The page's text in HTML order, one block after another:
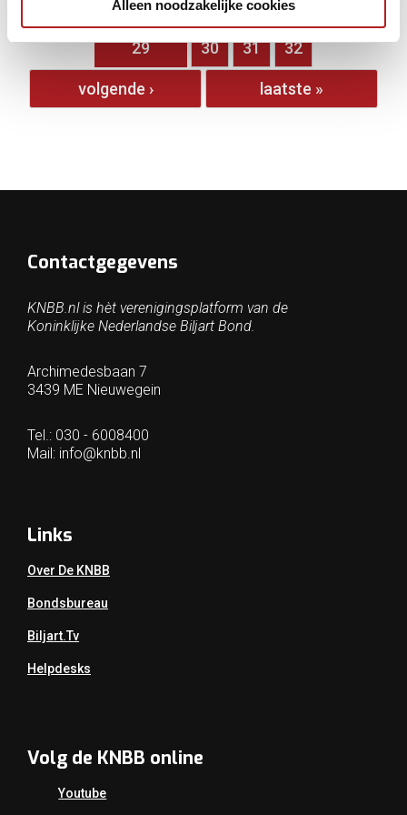
Alleen noodzakelijke cookies
24 25 26 27
29 30 31 32
volgende › laatste »
Contactgegevens
KNBB.nl is hèt verenigingsplatform van de
Koninklijke Nederlandse Biljart Bond.
Archimedesbaan 7
3439 ME Nieuwegein
Tel.: 030 - 6008400
Mail: info@knbb.nl
Links
Over De KNBB
Bondsbureau
Biljart.tv
Helpdesks
Volg de KNBB online
Youtube